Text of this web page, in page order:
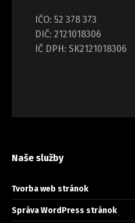
IČO: 52 378 373
DIČ: 2121018306
IČ DPH: SK2121018306
Naše služby
Tvorba web stránok
Správa WordPress stránok